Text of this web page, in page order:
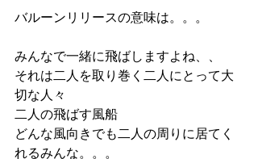
バルーンリリースの意味は。。。
みんなで一緒に飛ばしますよね、、
それは二人を取り巻く二人にとって大
切な人々
二人の飛ばす風船
どんな風向きでも二人の周りに居てく
れるみんな。。。